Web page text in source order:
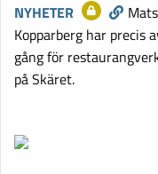
NYHETER
Kopparberg har precis
gång för
på Skäret.